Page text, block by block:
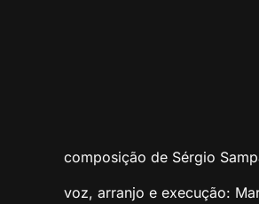
composição de Sérgio
voz, arranjo e execução: